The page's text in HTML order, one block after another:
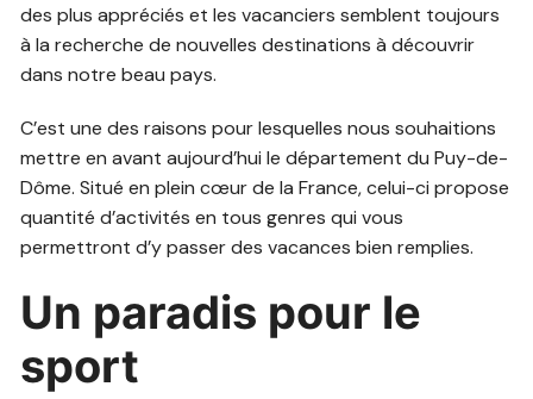
des plus appréciés et les vacanciers semblent toujours
à la recherche de nouvelles destinations à découvrir
dans notre beau pays.
C’est une des raisons pour lesquelles nous souhaitions
mettre en avant aujourd’hui le département du Puy-de-
Dôme. Situé en plein cœur de la France, celui-ci propose
quantité d’activités en tous genres qui vous
permettront d’y passer des vacances bien remplies.
Un paradis pour le
sport